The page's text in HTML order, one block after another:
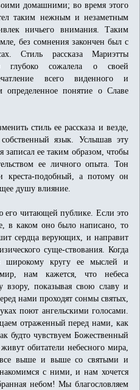
домашними; во время этого
таким нежным и незаметным
ничьего внимания. Таким
без сомнения закончен был с
Стиль рассказа Мариэтты
глубоко сожалела о своей
всего виденного и
понятие о Славе
стиль ее рассказа и везде,
язык. Услышав эту
записал ее таким образом, чтобы
ее личного опыта. Тон
креста-подобный, а потому он
душу влияние.
его читающей публике. Если это
в каком оно было написано, то
сердца верующих, и направит
суще-ствования. Когда
широкому кругу ее мыслей и
нам кажется, что небеса
взору, показывая свою славу и
нами проходят сонмы святых,
поют ангельскими голосами.
отраженный перед нами, как
будто чувствуем Божественный
обитатели небесного мира,
все выше и выше со святыми и
с ними, и нам хочется
небом! Мы благословляем